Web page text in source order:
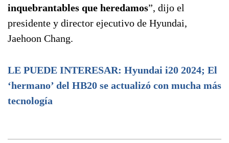
inquebrantables que heredamos”, dijo el
presidente y director ejecutivo de Hyundai,
Jaehoon Chang.
LE PUEDE INTERESAR: Hyundai i20 2024; El
‘hermano’ del HB20 se actualizó con mucha más
tecnología